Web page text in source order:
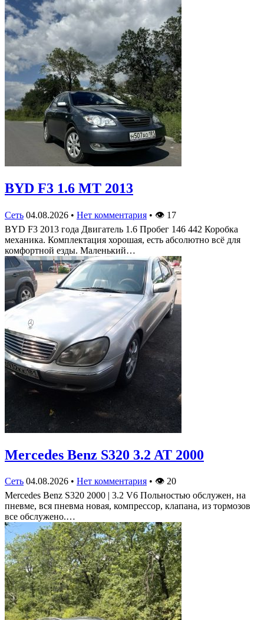
BYD F3 1.6 MT 2013
Сеть 04.08.2026 • Нет комментария • 👁 17
BYD F3 2013 года Двигатель 1.6 Пробег 146 442 Коробка
механика. Комплектация хорошая, есть абсолютно всё для
комфортной езды. Маленький…
Mercedes Benz S320 3.2 AT 2000
Сеть 04.08.2026 • Нет комментария • 👁 20
Mercedes Benz S320 2000 | 3.2 V6 Польностью обслужен, на
пневме, вся пневма новая, компрессор, клапана, из тормозов
все обслужено.…